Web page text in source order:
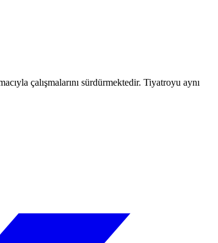
çalışmalarını sürdürmektedir. Tiyatroyu aynı